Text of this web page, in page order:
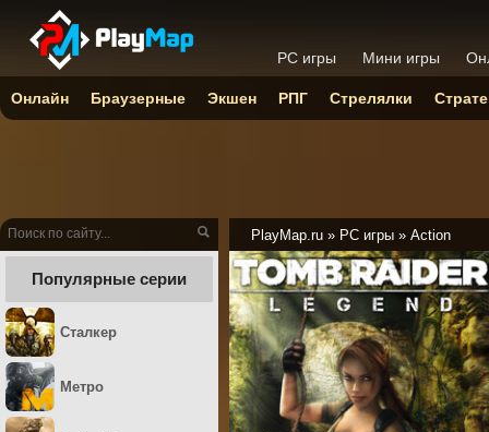
PlayMap.ru » PC игры » Action
Популярные серии
Сталкер
Метро
PC игры Мини игры
Онлайн Браузерные Экшен РПГ Стрелялки